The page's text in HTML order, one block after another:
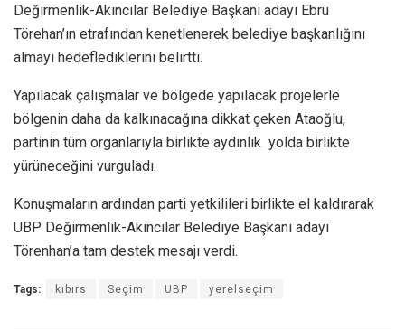
Değirmenlik-Akıncılar Belediye Başkanı adayı Ebru
Törehan’ın etrafından kenetlenerek belediye başkanlığını
almayı hedeflediklerini belirtti.
Yapılacak çalışmalar ve bölgede yapılacak projelerle
bölgenin daha da kalkınacağına dikkat çeken Ataoğlu,
partinin tüm organlarıyla birlikte aydınlık yolda birlikte
yürüneceğini vurguladı.
Konuşmaların ardından parti yetkilileri birlikte el kaldırarak
UBP Değirmenlik-Akıncılar Belediye Başkanı adayı
Törenhan’a tam destek mesajı verdi.
Tags: kıbırs Seçim UBP yerelseçim